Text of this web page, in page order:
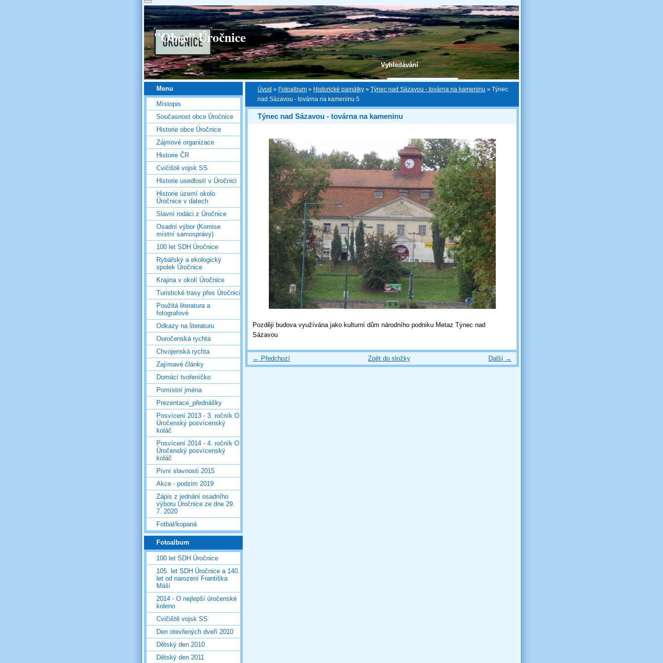
Vyhledávání
"Obec" Úročnice
Úvod » Fotoalbum » Historické památky » Týnec nad Sázavou - továrna na kameninu » Týnec
nad Sázavou - továrna na kameninu 5
Týnec nad Sázavou - továrna na kameninu
Později budova využívána jako kulturní dům národního podniku Metaz Týnec nad
Sázavou
← Předchozí Další →
Zpět do složky
Menu
Místopis
Současnost obce Úročnice
Historie obce Úročnice
Zájmové organizace
Historie ČR
Cvičiště vojsk SS
Historie usedlostí v Úročnici
Historie území okolo
Úročnice v datech
Slavní rodáci z Úročnice
Osadní výbor (Komise
místní samosprávy)
100 let SDH Úročnice
Rybářský a ekologický
spolek Úročnice
Krajina v okolí Úročnice
Turistické trasy přes Úročnici
Použitá literatura a
fotografové
Odkazy na literaturu
Ouročenská rychta
Chvojenská rychta
Zajímavé články
Domácí tvořeníčko
Pomístní jména
Prezentace_přednášky
Posvícení 2013 - 3. ročník O
Úročenský posvícenský
koláč
Posvícení 2014 - 4. ročník O
Úročenský posvícenský
koláč
Pivní slavnosti 2015
Akce - podzim 2019
Zápis z jednání osadního
výboru Úročnice ze dne 29.
7. 2020
Fotbal/kopaná
Fotoalbum
100 let SDH Úročnice
105. let SDH Úročnice a 140.
let od narození Františka
Máši
2014 - O nejlepší úročenské
koleno
Cvičiště vojsk SS
Den otevřených dveří 2010
Dětský den 2010
Dětský den 2011